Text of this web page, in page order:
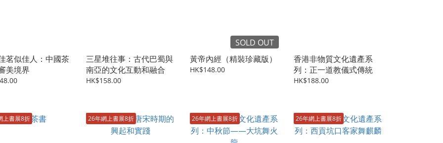
茗似佳人：中國茶
美境界
三星堆往事：古代巴蜀與
南亞的文化互動和融合
HK$158.00
SOLD OUT
黃帝內經（精裝珍藏版）
HK$148.00
香港非物質文化遺產系
列：正一道教儀式傳統
HK$188.00
上書展8折 26年網上書展8折 26年網上書展8折 26年網上書展8折